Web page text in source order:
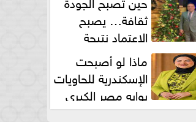
ثقافة… يصبح
الاعتماد نتيجة
ماذا لو أصبحت
الإسكندرية للحاويات
بوابه مصر الكبري
العالمية بقلم د...